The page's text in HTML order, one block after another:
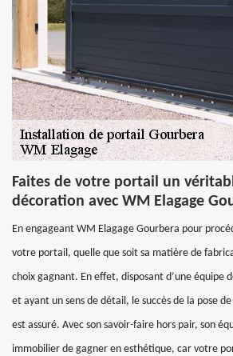
Faites de votre portail un
décoration avec WM Elagage
En engageant WM Elagage Gourbera pour
votre portail, quelle que soit sa matière de
choix gagnant. En effet, disposant d’une équipe
et ayant un sens de détail, le succès de la pose
est assuré. Avec son savoir-faire hors pair, son
immobilier de gagner en esthétique, car votre